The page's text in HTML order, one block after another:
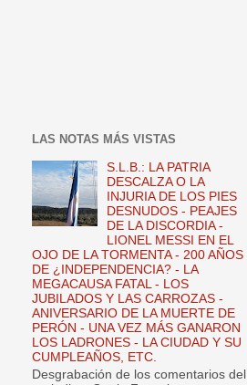
LAS NOTAS MÁS VISTAS
S.L.B.: LA PATRIA
DESCALZA O LA
INJURIA DE LOS PIES
DESNUDOS - PEAJES
DE LA DISCORDIA -
LIONEL MESSI EN EL
OJO DE LA TORMENTA - 200 AÑOS
DE ¿INDEPENDENCIA? - LA
MEGACAUSA FATAL - LOS
JUBILADOS Y LAS CARROZAS -
ANIVERSARIO DE LA MUERTE DE
PERÓN - UNA VEZ MÁS GANARON
LOS LADRONES - LA CIUDAD Y SU
CUMPLEAÑOS, ETC.
Desgrabación de los comentarios del